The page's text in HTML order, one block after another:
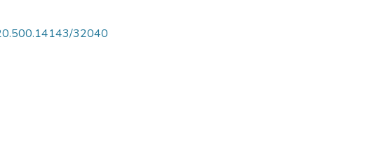
32040